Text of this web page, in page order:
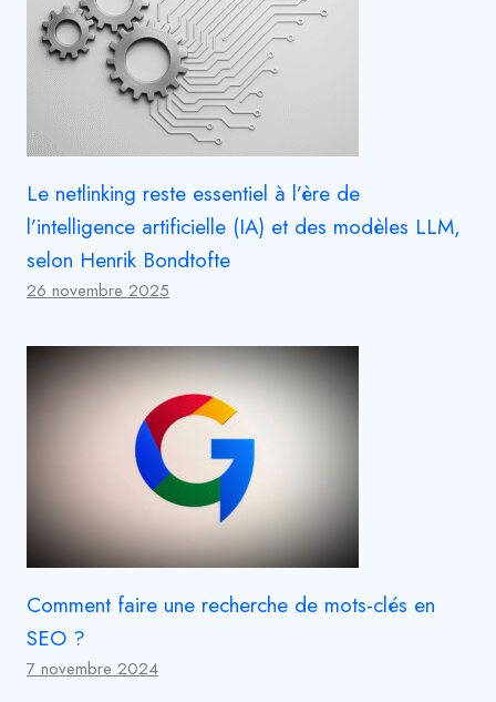
Le netlinking reste essentiel à l’ère de
l’intelligence artificielle (IA) et des modèles LLM,
selon Henrik Bondtofte
26 novembre 2025
Comment faire une recherche de mots-clés en
SEO ?
7 novembre 2024